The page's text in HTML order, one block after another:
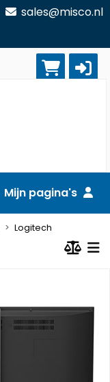
sales@misco.nl
Mijn pagina's
Logitech